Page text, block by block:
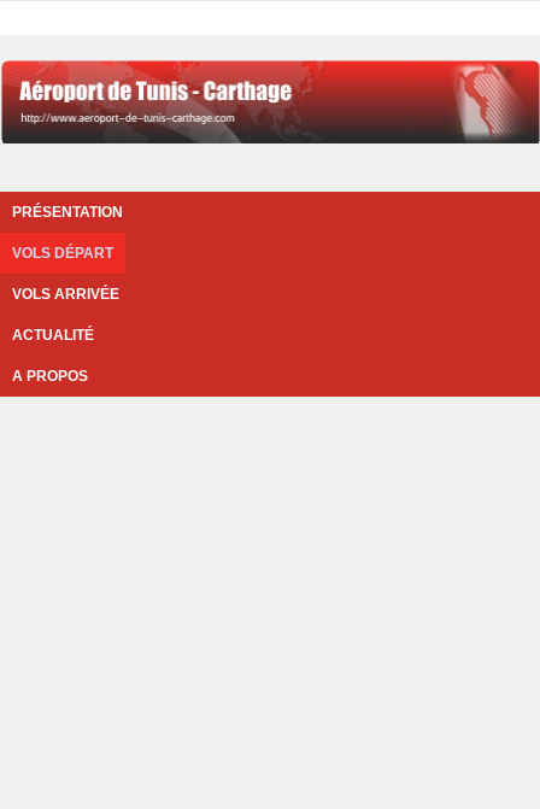
PRÉSENTATION
VOLS DÉPART
VOLS ARRIVÉE
ACTUALITÉ
A PROPOS